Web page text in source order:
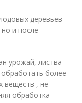
деревьев
и после
урожай, листва
более
веществ , не
обработка